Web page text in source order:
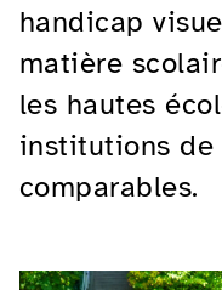
handicap
matière
les hautes
institutions de
comparables.